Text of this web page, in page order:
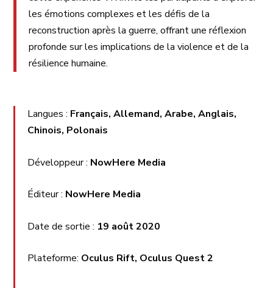
les émotions complexes et les défis de la
reconstruction après la guerre, offrant une réflexion
profonde sur les implications de la violence et de la
résilience humaine.
Langues : Français, Allemand, Arabe, Anglais,
Chinois, Polonais
Développeur : NowHere Media
Éditeur : NowHere Media
Date de sortie : 19 août 2020
Plateforme: Oculus Rift, Oculus Quest 2